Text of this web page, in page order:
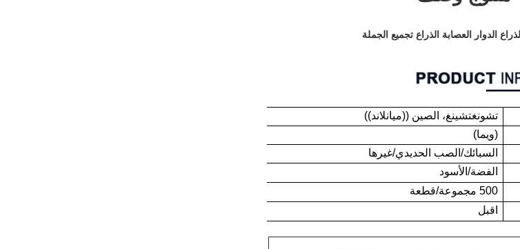
تشونغتشينغ، الصين ((ميانلاند))
(ويما)
السبائك/الصب الحديدي/غيرها
الفضة/الأسود
500 مجموعة/قطعة
اقبل